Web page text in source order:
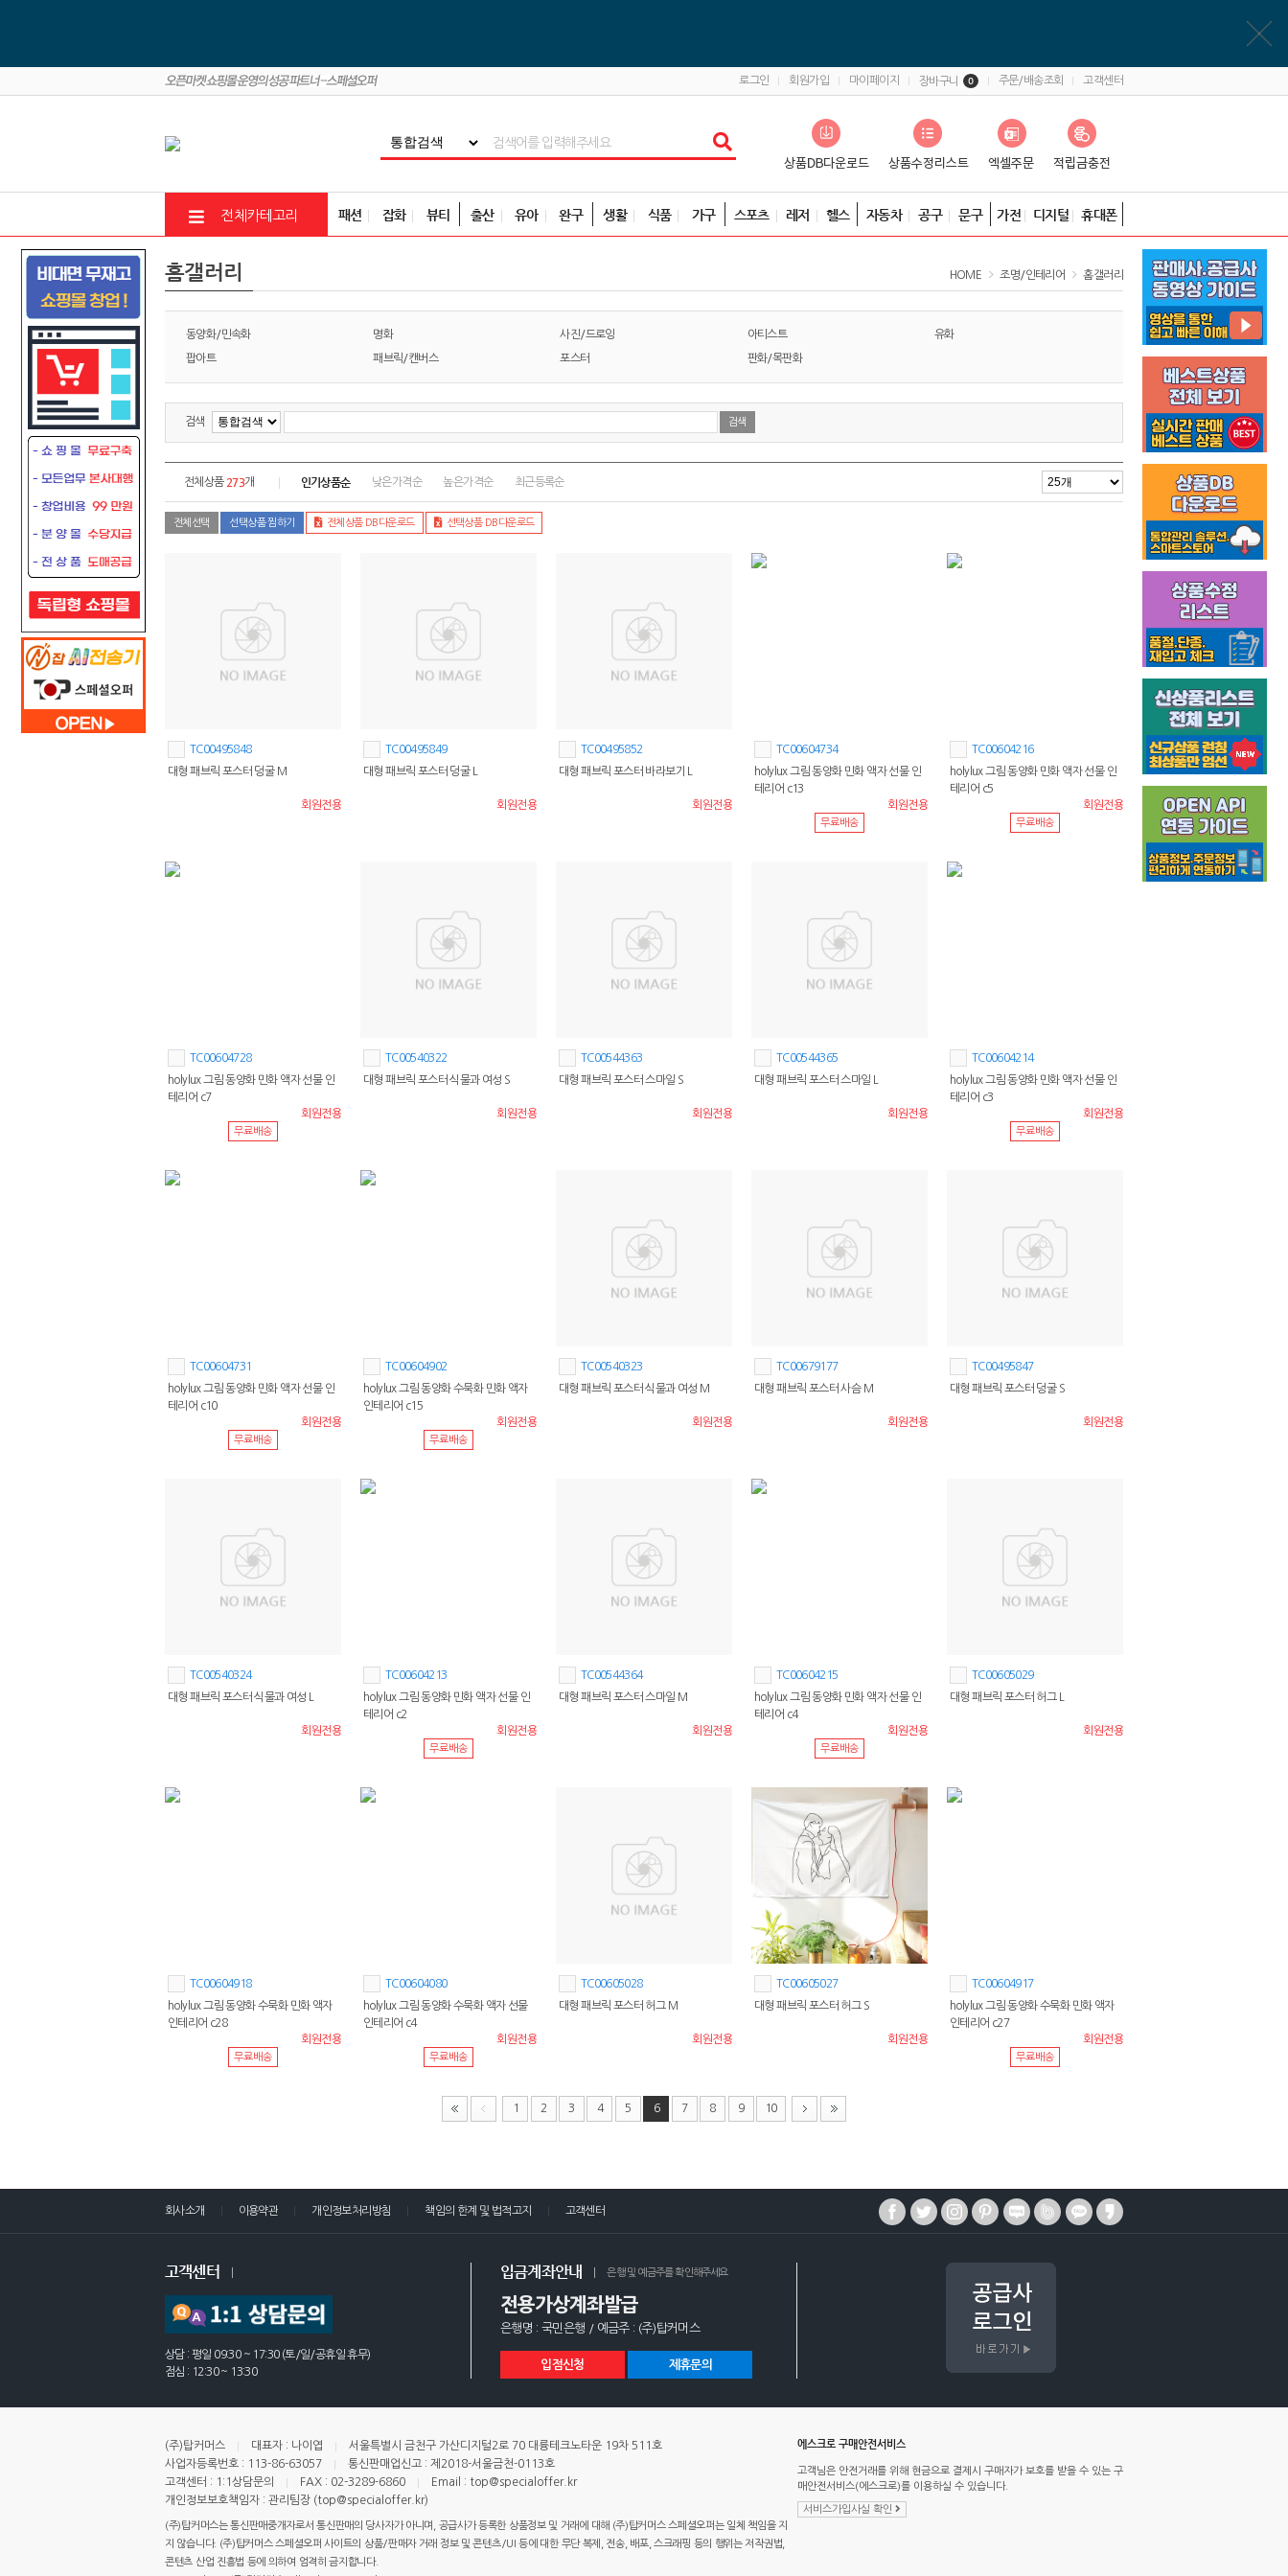
로그인 회원가입 마이페이지 장바구니 0 주문/배송조회 고객센터
전체카테고리 패션 잡화 뷰티 출산 유아 완구 생활 식품 가구 스포츠 레저 헬스 자동차 공구 문구 가전 디지털 휴대폰
홈갤러리 HOME 조명/인테리어 홈갤러리
동양화/민속화 명화 사진/드로잉 아티스트 유화
팝아트 패브릭/캔버스 포스터 판화/목판화
검색
전체상품 273개 인기상품순 낮은가격순 높은가격순 최근등록순
전체선택 선택상품 찜하기 전체상품 DB다운로드 선택상품 DB다운로드
TC00495848
대형 패브릭 포스터 덩굴 M
회원전용
TC00495849
대형 패브릭 포스터 덩굴 L
회원전용
TC00495852
대형 패브릭 포스터 바라보기 L
회원전용
TC00604734
holylux 그림 동양화 민화 액자 선물 인
테리어 c13
회원전용
무료배송
TC00604216
holylux 그림 동양화 민화 액자 선물 인
테리어 c5
회원전용
무료배송
TC00604728
holylux 그림 동양화 민화 액자 선물 인
테리어 c7
회원전용
무료배송
TC00540322
대형 패브릭 포스터 식물과 여성 S
회원전용
TC00544363
대형 패브릭 포스터 스마일 S
회원전용
TC00544365
대형 패브릭 포스터 스마일 L
회원전용
TC00604214
holylux 그림 동양화 민화 액자 선물 인
테리어 c3
회원전용
무료배송
TC00604731
holylux 그림 동양화 민화 액자 선물 인
테리어 c10
회원전용
무료배송
TC00604902
holylux 그림 동양화 수묵화 민화 액자
인테리어 c15
회원전용
무료배송
TC00540323
대형 패브릭 포스터 식물과 여성 M
회원전용
TC00679177
대형 패브릭 포스터 사슴 M
회원전용
TC00495847
대형 패브릭 포스터 덩굴 S
회원전용
TC00540324
대형 패브릭 포스터 식물과 여성 L
회원전용
TC00604213
holylux 그림 동양화 민화 액자 선물 인
테리어 c2
회원전용
무료배송
TC00544364
대형 패브릭 포스터 스마일 M
회원전용
TC00604215
holylux 그림 동양화 민화 액자 선물 인
테리어 c4
회원전용
무료배송
TC00605029
대형 패브릭 포스터 허그 L
회원전용
TC00604918
holylux 그림 동양화 수묵화 민화 액자
인테리어 c28
회원전용
무료배송
TC00604080
holylux 그림 동양화 수묵화 액자 선물
인테리어 c4
회원전용
무료배송
TC00605028
대형 패브릭 포스터 허그 M
회원전용
TC00605027
대형 패브릭 포스터 허그 S
회원전용
TC00604917
holylux 그림 동양화 수묵화 민화 액자
인테리어 c27
회원전용
무료배송
1 2 3 4 5 6 7 8 9 10
회사소개 이용약관 개인정보처리방침 책임의 한계 및 법적고지 고객센터
고객센터
상담 : 평일 09:30 ~ 17:30 (토/일/공휴일 휴무)
점심 : 12:30 ~ 13:30
입금계좌안내 은행 및 예금주를 확인해주세요
전용가상계좌발급
은행명 : 국민은행 / 예금주 : (주)탑커머스
입점신청 제휴문의
(주)탑커머스 대표자 : 나이엽
서울특별시 금천구 가산디지털2로 70 대륭테크노타운 19차 511호
사업자등록번호 : 113-86-63057
통신판매업신고 : 제2018-서울금천-0113호
고객센터 : 1:1상담문의
FAX : 02-3289-6860
Email : top@specialoffer.kr
개인정보보호책임자 : 관리팀장 (top@specialoffer.kr)
(주)탑커머스는 통신판매중개자로서 통신판매의 당사자가 아니며, 공급사가 등록한 상품정보 및 거래에 대해 (주)탑커머스 스페셜오퍼는 일체 책임을 지
지 않습니다. (주)탑커머스 스페셜오퍼 사이트의 상품/판매자 거래 정보 및 콘텐츠/UI 등에 대한 무단 복제, 전송, 배포, 스크래핑 등의 행위는 저작권법,
콘텐츠 산업 진흥법 등에 의하여 엄격히 금지합니다.
에스크로 구매안전서비스
고객님은 안전거래를 위해 현금으로 결제시 구매자가 보호를 받을 수 있는 구
매안전서비스(에스크로)를 이용하실 수 있습니다.
서비스가입사실 확인